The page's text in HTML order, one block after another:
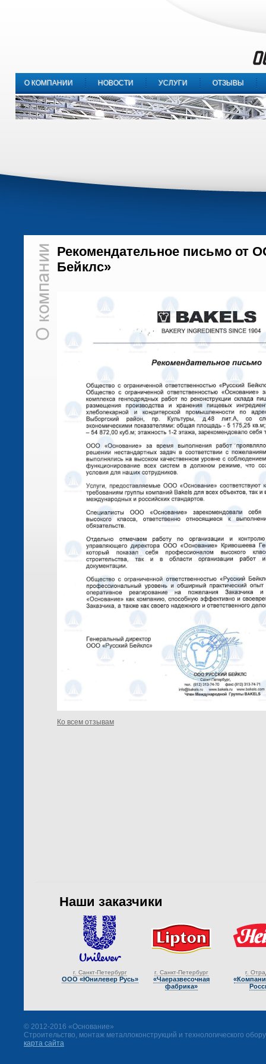
О КОМПАНИИ НОВОСТИ УСЛУГИ ОТЗЫВЫ
Рекомендательное письмо от
Бейклс»
Ко всем отзывам
Наши заказчики
г. Санкт-Петербург
ООО «Юнилевер Русь»
г. Санкт-Петербург
«Чаеразвесочная
фабрика»
г.
© 2012-2016 «Основание»
Строительство, монтаж металлоконструкций и технологического
карта сайта